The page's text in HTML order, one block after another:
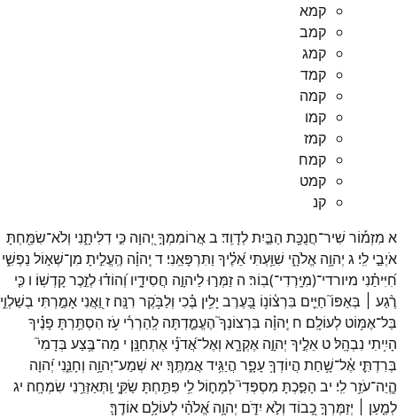
קמא
קמב
קמג
קמד
קמה
קמו
קמז
קמח
קמט
קנ
א מִזְמ֡וֹר שִׁיר־חֲנֻכַּ֖ת הַבַּ֣יִתלְדָוִֽד׃ באֲרוֹמִמְךָ֣ יְ֭הוָה כִּ֣י דִלִּיתָ֑נִי וְלֹא־שִׂמַּ֖חְתָּ
אֹיְבַ֣י לִֽי׃ ג יְהוָ֥ה אֱלֹהָ֑י שִׁוַּ֥עְתִּי אֵ֝לֶ֗יךָ וַתִּרְפָּאֵֽנִי׃ ד יְֽהוָ֗ה הֶֽעֱלִ֣יתָ מִן־שְׁא֣וֹל נַפְשִׁ֑י
חִ֝יִּיתַ֗נִי מיורדי־(מִיָּֽרְדִי־)בֽוֹר׃ ה זַמְּר֣וּלַיהוָ֣ה חֲסִידָ֑יו וְ֝הוֹד֗וּלְזֵ֣כֶרקָדְשֽׁוֹ׃ ו כִּ֤י
רֶ֨גַע ׀
בְּאַפּוֹ֮ חַיִּ֪ים בִּרְצ֫וֹנ֥וֹ בָּ֭עֶרֶב יָלִ֥ין בֶּ֗כִי וְלַבֹּ֥קֶר רִנָּֽה׃ ז וַ֭אֲנִי אָמַ֣רְתִּי בְשַׁלְוִ֑י
בַּל־אֶמּ֥וֹט לְעוֹלָֽם׃ ח יְֽהוָ֗ה בִּרְצוֹנְךָ֮ הֶעֱמַ֪דְתָּה לְֽהַרְרִ֫י עֹ֥ז הִסְתַּ֥רְתָּ פָנֶ֗יךָ
הָיִ֥יתִי נִבְהָֽל׃ט אֵלֶ֣יךָ יְהוָ֣ה אֶקְרָ֑א וְאֶל־אֲ֝דֹנָ֗י אֶתְחַנָּֽן׃ י מַה־בֶּ֥צַע בְּדָמִי֮
בְּרִדְתִּ֪י אֶ֫ל־שָׁ֥חַת הֲיוֹדְךָ֥עָפָ֑ר הֲיַגִּ֥ידאֲמִתֶּֽךָ׃ יא שְׁמַע־יְהוָ֥ה וְחָנֵּ֑נִי יְ֝הוָה
הֱ‍ֽיֵה־עֹזֵ֥רלִֽי׃ יב הָפַ֣כְתָּ מִסְפְּדִי֮לְמָח֪וֹללִ֥י פִּתַּ֥חְתָּ שַׂקִּ֑י וַֽתְּאַזְּרֵ֥נִי שִׂמְחָֽה׃ יג
לְמַ֤עַן ׀
יְזַמֶּרְךָ֣כָ֭בוֹד וְלֹ֣א יִדֹּ֑ם יְהוָ֥ה אֱ֝לֹהַ֗י לְעוֹלָ֥ם אוֹדֶֽךָּ׃